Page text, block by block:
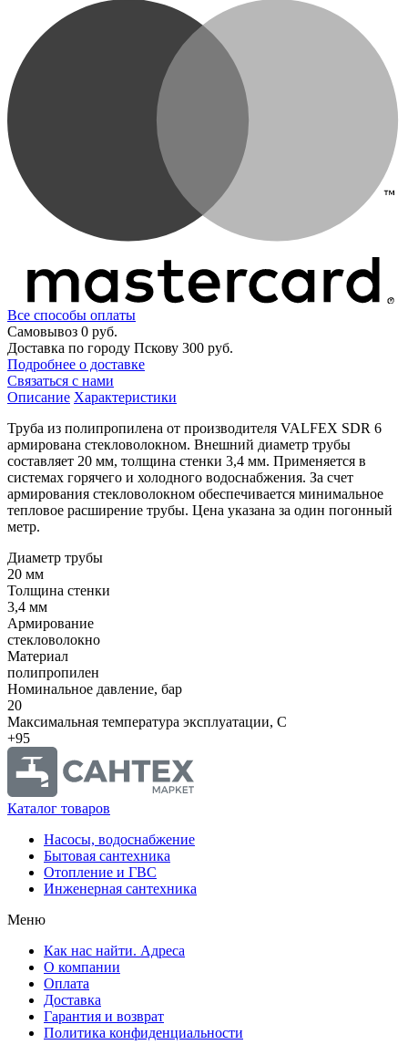
Все способы оплаты
Самовывоз 0 руб.
Доставка по городу Пскову 300 руб.
Подробнее о доставке
Связаться с нами
Описание Характеристики
Труба из полипропилена от производителя VALFEX SDR 6
армирована стекловолокном. Внешний диаметр трубы
составляет 20 мм, толщина стенки 3,4 мм. Применяется в
системах горячего и холодного водоснабжения. За счет
армирования стекловолокном обеспечивается минимальное
тепловое расширение трубы. Цена указана за один погонный
метр.
Диаметр трубы
20 мм
Толщина стенки
3,4 мм
Армирование
стекловолокно
Материал
полипропилен
Номинальное давление, бар
20
Максимальная температура эксплуатации, С
+95
Каталог товаров
Насосы, водоснабжение
Бытовая сантехника
Отопление и ГВС
Инженерная сантехника
Меню
Как нас найти. Адреса
О компании
Оплата
Доставка
Гарантия и возврат
Политика конфиденциальности